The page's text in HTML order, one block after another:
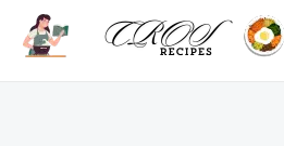
SkipSearch
for: